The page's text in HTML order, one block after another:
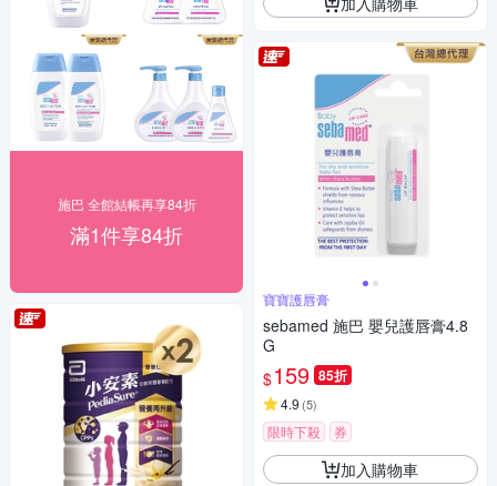
施巴 全館結帳再享84折
滿1件享84折
寶寶護唇膏
sebamed 施巴 嬰兒護唇膏4.8
G
$159 85折
4.9 (5)
限時下殺 券
加入購物車